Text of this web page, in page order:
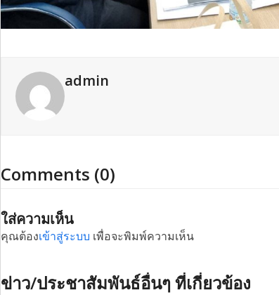
admin
Comments (0)
ใส่ความเห็น
คุณต้องเข้าสู่ระบบ เพื่อจะพิมพ์ความเห็น
ข่าว/ประชาสัมพันธ์อื่นๆ ที่เกี่ยวข้อง